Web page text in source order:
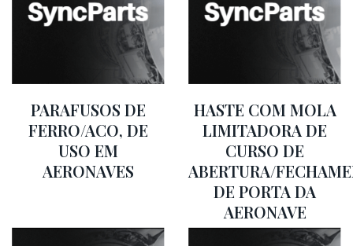
PARAFUSOS DE
FERRO/ACO, DE
USO EM
AERONAVES
HASTE COM MOLA
LIMITADORA DE
CURSO DE
ABERTURA/
DE PORTA DA
AERONAVE